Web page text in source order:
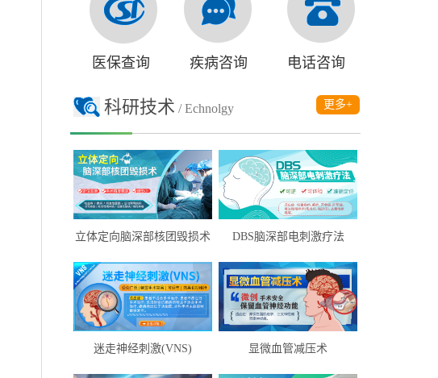
医保查询 疾病咨询 电话咨询
科研技术 / Echnolgy 更多+
立体定向脑深部核团毁损术 DBS脑深部电刺激疗法
迷走神经刺激(VNS) 显微血管减压术